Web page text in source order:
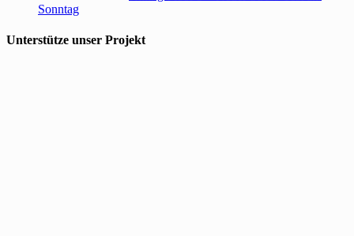
Sonntag
Unterstütze unser Projekt